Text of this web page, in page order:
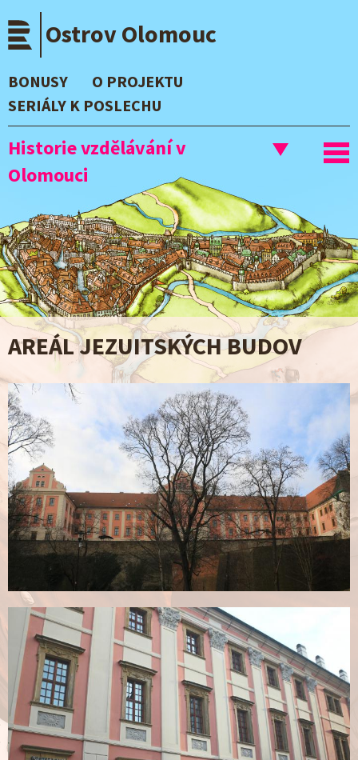
k
hlavnímu
obsahu
Ostrov Olomouc
BONUSY
O PROJEKTU
SERIÁLY K POSLECHU
Historie vzdělávání v
Olomouci
AREÁL JEZUITSKÝCH BUDOV